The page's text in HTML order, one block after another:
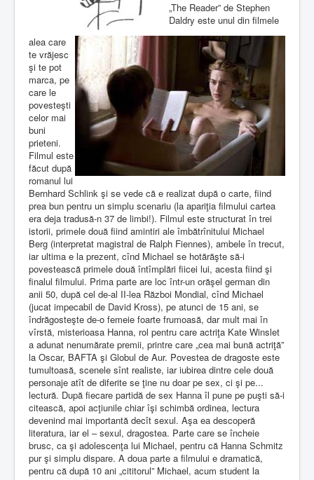
„The Reader” de Stephen
Daldry este unul din filmele
alea care
te vrăjesc
şi te pot
marca, pe
care le
povesteşti
celor mai
buni
prieteni.
Filmul este
făcut după
romanul lui
Bernhard Schlink şi se vede că e realizat după o carte, fiind
prea bun pentru un simplu scenariu (la apariţia filmului cartea
era deja tradusă-n 37 de limbi!). Filmul este structurat în trei
istorii, primele două fiind amintiri ale îmbătrînitului Michael
Berg (interpretat magistral de Ralph Fiennes), ambele în trecut,
iar ultima e la prezent, cînd Michael se hotărăşte să-i
povestească primele două întîmplări fiicei lui, acesta fiind şi
finalul filmului. Prima parte are loc într-un orăşel german din
anii 50, după cel de-al II-lea Război Mondial, cînd Michael
(jucat impecabil de David Kross), pe atunci de 15 ani, se
îndrăgosteşte de-o femeie foarte frumoasă, dar mult mai în
vîrstă, misterioasa Hanna, rol pentru care actriţa Kate Winslet
a adunat nenumărate premii, printre care „cea mai bună actriţă”
la Oscar, BAFTA şi Globul de Aur. Povestea de dragoste este
tumultoasă, scenele sînt realiste, iar iubirea dintre cele două
personaje atît de diferite se ţine nu doar pe sex, ci şi pe...
lectură. După fiecare partidă de sex Hanna îl pune pe puşti să-i
citească, apoi acţiunile chiar îşi schimbă ordinea, lectura
devenind mai importantă decît sexul. Aşa ea descoperă
literatura, iar el – sexul, dragostea. Parte care se încheie
brusc, ca şi adolescenţa lui Michael, pentru că Hanna Schmitz
pur şi simplu dispare. A doua parte a filmului e dramatică,
pentru că după 10 ani „cititorul” Michael, acum student la